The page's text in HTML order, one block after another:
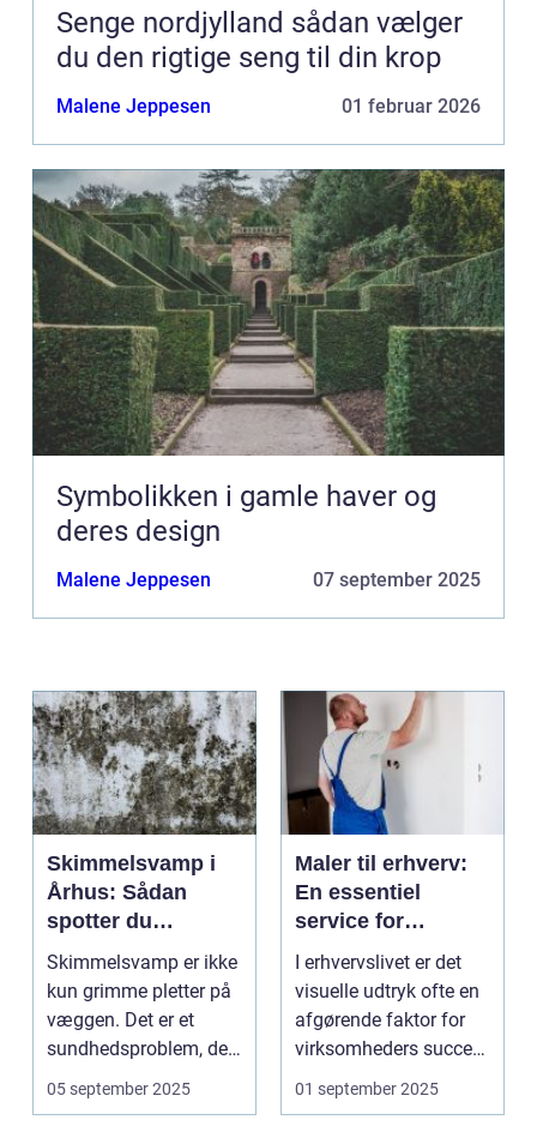
Senge nordjylland sådan vælger
du den rigtige seng til din krop
Malene Jeppesen 01 februar 2026
Symbolikken i gamle haver og
deres design
Malene Jeppesen 07 september 2025
Skimmelsvamp i
Århus: Sådan
spotter du
problemet
Skimmelsvamp er ikke
kun grimme pletter på
væggen. Det er et
sundhedsproblem, der
ofte s...
05 september 2025
Maler til erhverv:
En essentiel
service for
virksomheder
I erhvervslivet er det
visuelle udtryk ofte en
afgørende faktor for
virksomheders succes.
En ...
01 september 2025